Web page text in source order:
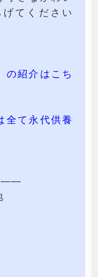
てください
の紹介はこち
全て永代供養